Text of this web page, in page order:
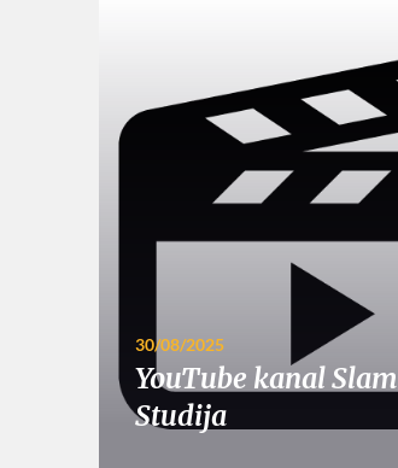
30/08/2025
YouTube kanal Slam
Studija